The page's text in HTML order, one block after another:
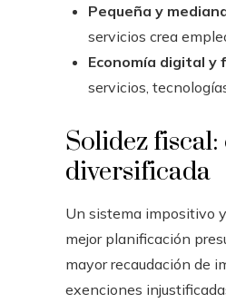
Pequeña y
servicios crea
Economía digital y
servicios,
Solidez
diversificada
Un sistema impositivo
mejor planificación
mayor recaudación de
exenciones